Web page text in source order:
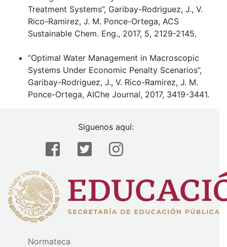
Treatment Systems”, Garibay-Rodriguez, J., V.
Rico-Ramirez, J. M. Ponce-Ortega, ACS
Sustainable Chem. Eng., 2017, 5, 2129-2145.
“Optimal Water Management in Macroscopic
Systems Under Economic Penalty Scenarios”,
Garibay-Rodriguez, J., V. Rico-Ramirez, J. M.
Ponce-Ortega, AIChe Journal, 2017, 3419-3441.
Siguenos aquí:
Normateca